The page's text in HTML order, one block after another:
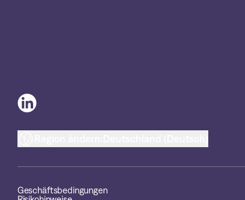
Geschäftsbedingungen